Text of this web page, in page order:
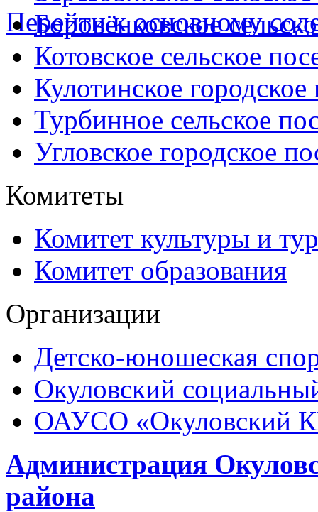
Перейти к основному
Боровёнковское
Котовское сельское
Кулотинское городское
Турбинное сельское
Угловское городское
Комитеты
Комитет культуры и
Комитет образования
Организации
Детско-юношеская
Окуловский
ОАУСО «Окуловский
Администрация
района